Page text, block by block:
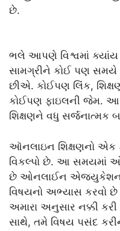
છે.
ભલે આપણે વિશ્વમાં
સામગ્રીને કોઈ પણ સમયે
છીએ. કોઈપણ લિંક,
કોઈપણ ફાઇલની જેમ. આ
શિક્ષણને વધુ સર્જનાત્મક
ઑનલાઇન શિક્ષણનો એક
વિકલ્પો છે. આ સમયમાં
છે ઓનલાઈન
વિષયનો અભ્યાસ કરવો
અમારા અનુસાર નક્કી
સાથે, તમે વિષય પસંદ